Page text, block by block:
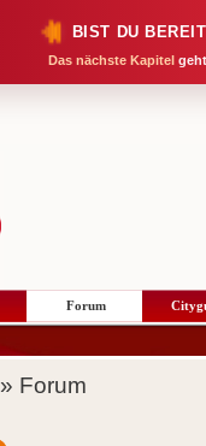
BIST DU
Das nächste Kapitel
Forum
» Forum